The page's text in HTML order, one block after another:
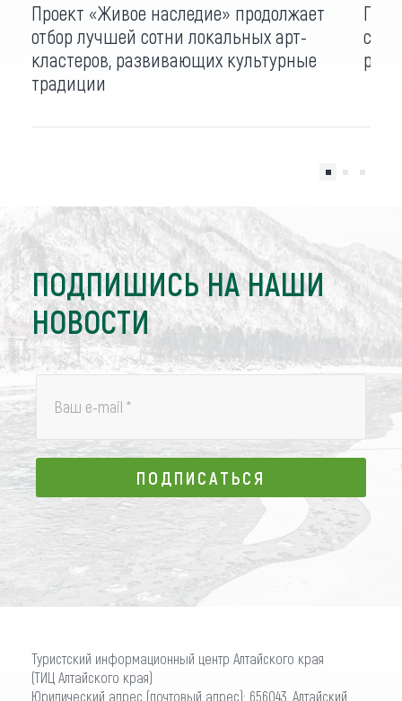
Проект «Живое наследие» продолжает
отбор лучшей сотни локальных арт-
кластеров, развивающих культурные
традиции
ПОДПИШИСЬ НА НАШИ
НОВОСТИ
Ваш e-mail *
ПОДПИСАТЬСЯ
ПОДПИСАТЬСЯ
Туристский информационный центр Алтайского края
(ТИЦ Алтайского края)
Юридический адрес (почтовый адрес): 656043, Алтайский